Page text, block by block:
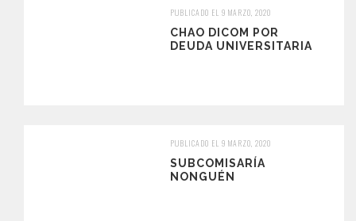
PUBLICADO EL 9 MARZO, 2020
CHAO DICOM POR
DEUDA UNIVERSITARIA
PUBLICADO EL 9 MARZO, 2020
SUBCOMISARÍA
NONGUÉN